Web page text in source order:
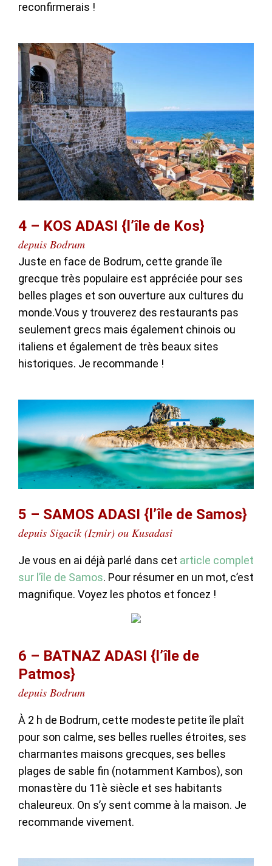
reconfirmerais !
4 – KOS ADASI {l’île de Kos}
depuis Bodrum
Juste en face de Bodrum, cette grande île
grecque très populaire est appréciée pour ses
belles plages et son ouverture aux cultures du
monde.Vous y trouverez des restaurants pas
seulement grecs mais également chinois ou
italiens et également de très beaux sites
historiques. Je recommande !
5 – SAMOS ADASI {l’île de Samos}
depuis Sigacik (Izmir) ou Kusadasi
Je vous en ai déjà parlé dans cet article complet
sur l’île de Samos. Pour résumer en un mot, c’est
magnifique. Voyez les photos et foncez !
6 – BATNAZ ADASI {l’île de
Patmos}
depuis Bodrum
À 2 h de Bodrum, cette modeste petite île plaît
pour son calme, ses belles ruelles étroites, ses
charmantes maisons grecques, ses belles
plages de sable fin (notamment Kambos), son
monastère du 11è siècle et ses habitants
chaleureux. On s’y sent comme à la maison. Je
recommande vivement.